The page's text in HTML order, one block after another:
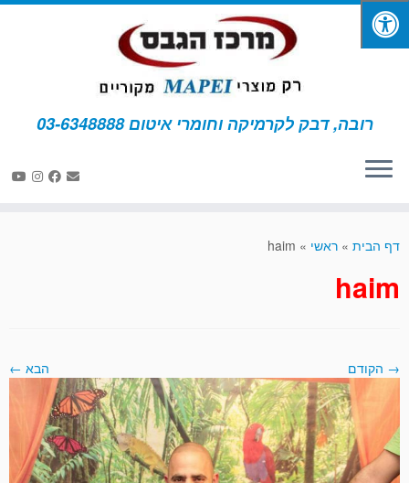
לתוכן
רובה, דבק לקרמיקה וחומרי איטום 03-6348888
דף הבית » ראשי »
haim
haim
→ הקודם הבא ←